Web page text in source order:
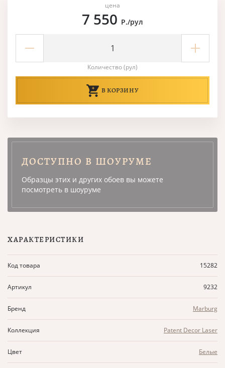
цена
7 550 Р./рул
Количество (рул)
В КОРЗИНУ
ДОСТУПНО В ШОУРУМЕ
Образцы этих и других обоев вы можете
посмотреть в шоуруме
ХАРАКТЕРИСТИКИ
Код товара 15282
Артикул 9232
Бренд Marburg
Коллекция Patent Decor Laser
Цвет Белые